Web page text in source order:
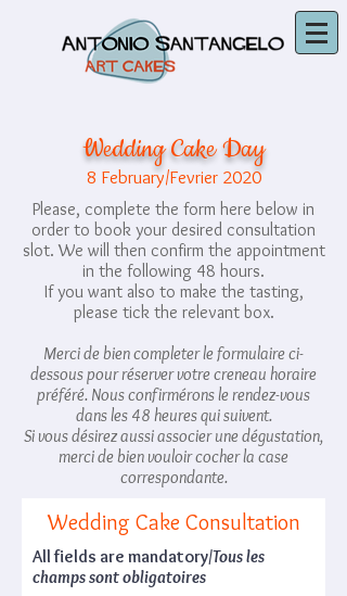
Wedding Cake Day
8 February/Fevrier 2020
Please, complete the form here below in
order to book your desired consultation
slot. We will then confirm the appointment
in the following 48 hours.
If you want also to make the tasting,
please tick the relevant box.
Merci de bien completer le formulaire ci-
dessous pour réserver votre creneau horaire
préféré. Nous confirmérons le rendez-vous
dans les 48 heures qui suivent.
Si vous désirez aussi associer une dégustation,
merci de bien vouloir cocher la case
correspondante.
Wedding Cake Consultation
All fields are mandatory/Tous les
champs sont obligatoires